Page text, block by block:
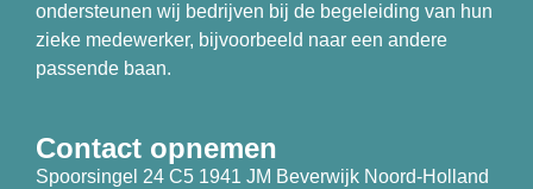
ondersteunen wij bedrijven bij de begeleiding van hun
zieke medewerker, bijvoorbeeld naar een andere
passende baan.
Contact opnemen
Spoorsingel 24 C5 1941 JM Beverwijk Noord-Holland